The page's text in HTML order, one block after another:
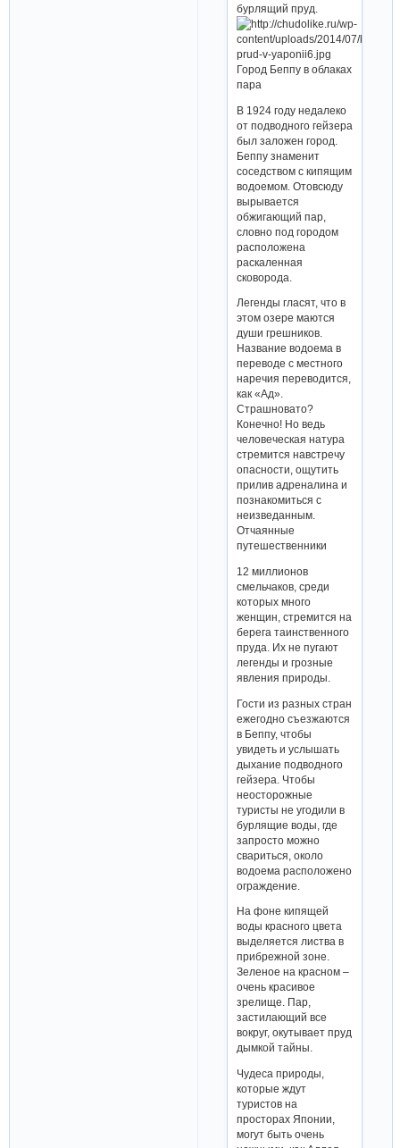
бурлящий пруд.
Город Беппу в облаках
пара
В 1924 году недалеко
от подводного гейзера
был заложен город.
Беппу знаменит
соседством с кипящим
водоемом. Отовсюду
вырывается
обжигающий пар,
словно под городом
расположена
раскаленная
сковорода.
Легенды гласят, что в
этом озере маются
души грешников.
Название водоема в
переводе с местного
наречия переводится,
как «Ад».
Страшновато?
Конечно! Но ведь
человеческая натура
стремится навстречу
опасности, ощутить
прилив адреналина и
познакомиться с
неизведанным.
Отчаянные
путешественники
12 миллионов
смельчаков, среди
которых много
женщин, стремится на
берега таинственного
пруда. Их не пугают
легенды и грозные
явления природы.
Гости из разных стран
ежегодно съезжаются
в Беппу, чтобы
увидеть и услышать
дыхание подводного
гейзера. Чтобы
неосторожные
туристы не угодили в
бурлящие воды, где
запросто можно
свариться, около
водоема расположено
ограждение.
На фоне кипящей
воды красного цвета
выделяется листва в
прибрежной зоне.
Зеленое на красном –
очень красивое
зрелище. Пар,
застилающий все
вокруг, окутывает пруд
дымкой тайны.
Чудеса природы,
которые ждут
туристов на
просторах Японии,
могут быть очень